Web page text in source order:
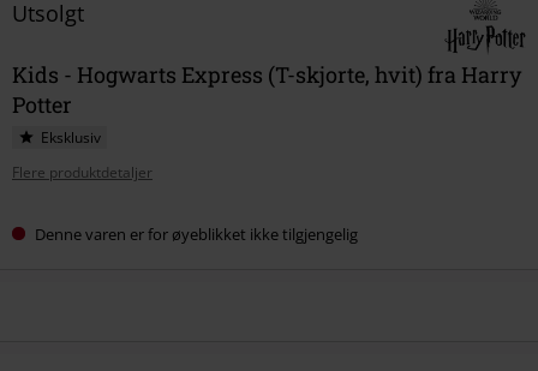
Utsolgt
Kids - Hogwarts Express (T-skjorte, hvit) fra Harry
Potter
Eksklusiv
Flere produktdetaljer
Denne varen er for øyeblikket ikke tilgjengelig